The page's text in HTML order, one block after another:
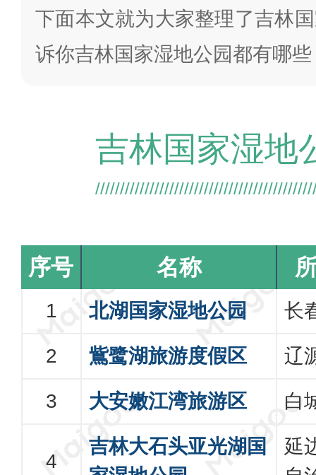
下面本文就为大家整理了吉林
诉你吉林国家湿地公园都有哪些
吉林国家湿地
序号 名称
北湖国家湿地公园 长
鴜鹭湖旅游度假区 辽
大安嫩江湾旅游区 白
吉林大石头亚光湖国
延